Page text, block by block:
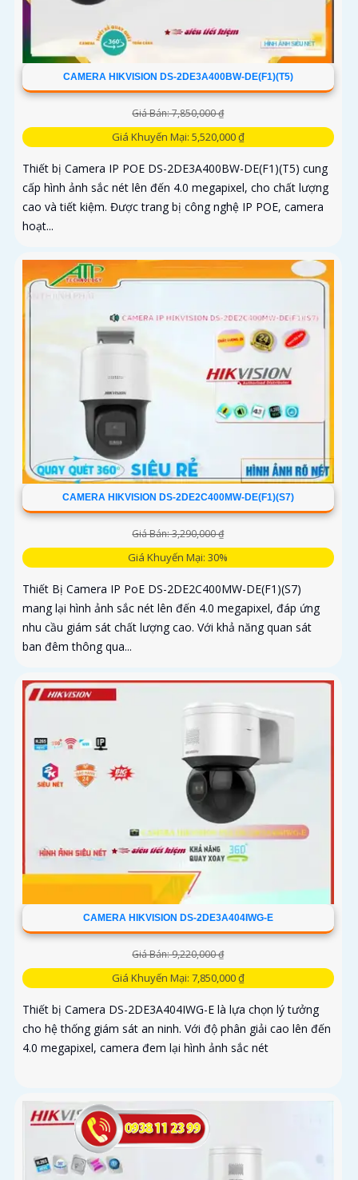
CAMERA HIKVISION DS-2DE3A400BW-DE(F1)(T5)
Giá Bán: 7,850,000 ₫
Giá Khuyến Mại: 5,520,000 ₫
Thiết bị Camera IP POE DS-2DE3A400BW-DE(F1)(T5) cung
cấp hình ảnh sắc nét lên đến 4.0 megapixel, cho chất lượng
cao và tiết kiệm. Được trang bị công nghệ IP POE, camera
hoạt...
CAMERA HIKVISION DS-2DE2C400MW-DE(F1)(S7)
Giá Bán: 3,290,000 ₫
Giá Khuyến Mại: 30%
Thiết Bị Camera IP PoE DS-2DE2C400MW-DE(F1)(S7)
mang lại hình ảnh sắc nét lên đến 4.0 megapixel, đáp ứng
nhu cầu giám sát chất lượng cao. Với khả năng quan sát
ban đêm thông qua...
CAMERA HIKVISION DS-2DE3A404IWG-E
Giá Bán: 9,220,000 ₫
Giá Khuyến Mại: 7,850,000 ₫
Thiết bị Camera DS-2DE3A404IWG-E là lựa chọn lý tưởng
cho hệ thống giám sát an ninh. Với độ phân giải cao lên đến
4.0 megapixel, camera đem lại hình ảnh sắc nét